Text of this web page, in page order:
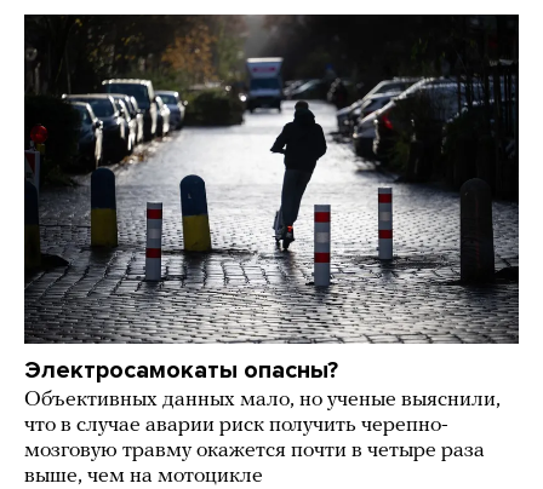
Электросамокаты опасны?
Объективных данных мало, но ученые выяснили,
что в случае аварии риск получить черепно-
мозговую травму окажется почти в четыре раза
выше, чем на мотоцикле